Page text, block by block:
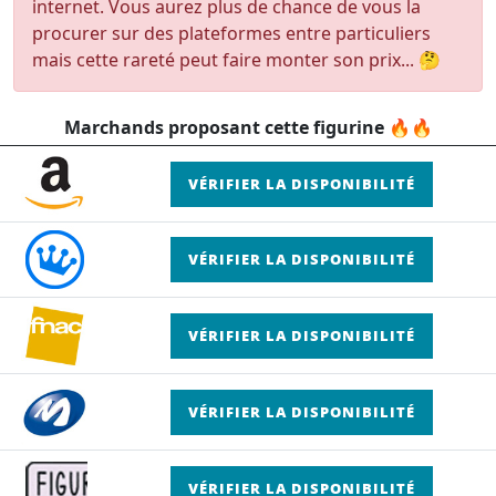
internet. Vous aurez plus de chance de vous la
procurer sur des plateformes entre particuliers
mais cette rareté peut faire monter son prix... 🤔
Marchands proposant cette figurine 🔥🔥
VÉRIFIER LA DISPONIBILITÉ
VÉRIFIER LA DISPONIBILITÉ
VÉRIFIER LA DISPONIBILITÉ
VÉRIFIER LA DISPONIBILITÉ
VÉRIFIER LA DISPONIBILITÉ